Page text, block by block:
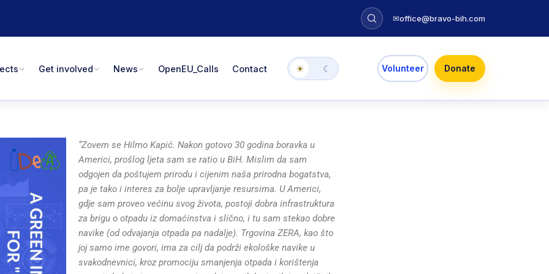
✉office@bravo-bih.com
Get involved News OpenEU_Calls Contact ☀ ☾ Volunteer Donate
“Zovem se Hilmo Kapić. Nakon gotovo 30 godina boravka u
Americi, prošlog ljeta sam se ratio u BiH. Mislim da sam
odgojen da poštujem prirodu i cijenim naša prirodna bogatstva,
pa je tako i interes za bolje upravljanje resursima. U Americi,
gdje sam proveo većinu svog života, postoji dobra infrastruktura
za brigu o otpadu iz domaćinstva i slično, i tu sam stekao dobre
navike (od odvajanja otpada pa nadalje). Trgovina ZERA, kao što
joj samo ime govori, ima za cilj da podrži ekološke navike u
svakodnevnici, kroz promociju smanjenja otpada i korištenja